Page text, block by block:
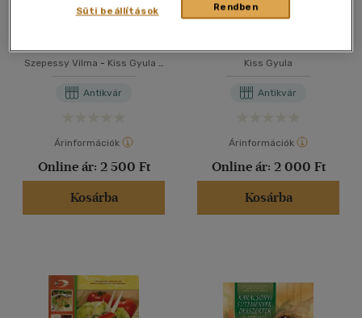
Szepessy Vilma - Kiss Gyula -
Antikvár
Árinformációk
Online ár: 2 500 Ft
Kosárba
Kiss Gyula
Antikvár
Árinformációk
Online ár: 2 000 Ft
Kosárba
Rendben
Süti beállítások